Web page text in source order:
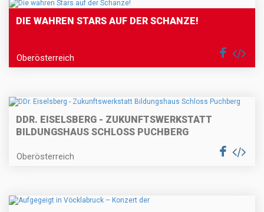
DIE WAHREN STARS AUF DER SCHANZE!
Oberösterreich
DDR. EISELSBERG - ZUKUNFTSWERKSTATT
BILDUNGSHAUS SCHLOSS PUCHBERG
Oberösterreich